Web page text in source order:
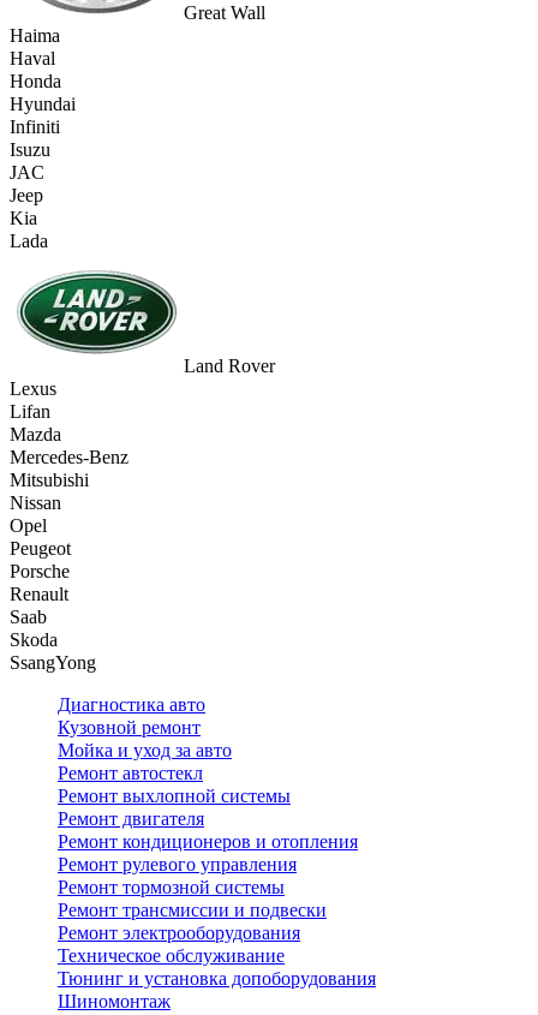
Great Wall
Haima
Haval
Honda
Hyundai
Infiniti
Isuzu
JAC
Jeep
Kia
Lada
Land Rover
Lexus
Lifan
Mazda
Mercedes-Benz
Mitsubishi
Nissan
Opel
Peugeot
Porsche
Renault
Saab
Skoda
SsangYong
Диагностика авто
Кузовной ремонт
Мойка и уход за авто
Ремонт автостекл
Ремонт выхлопной системы
Ремонт двигателя
Ремонт кондиционеров и отопления
Ремонт рулевого управления
Ремонт тормозной системы
Ремонт трансмиссии и подвески
Ремонт электрооборудования
Техническое обслуживание
Тюнинг и установка допоборудования
Шиномонтаж